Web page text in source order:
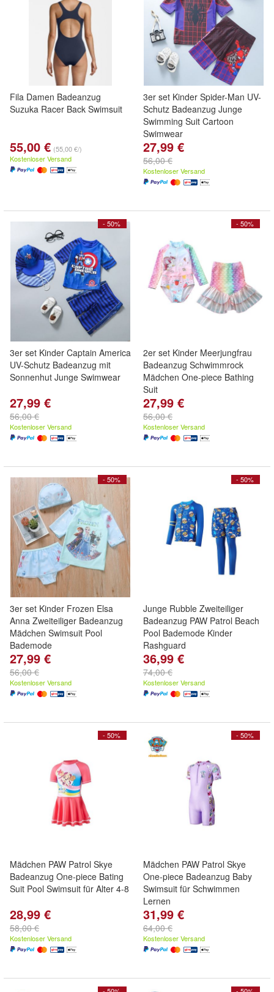
Fila Damen Badeanzug
Suzuka Racer Back Swimsuit
55,00 € (55,00 €/)
Kostenloser Versand
3er set Kinder Spider-Man UV-
Schutz Badeanzug Junge
Swimming Suit Cartoon
Swimwear
27,99 €
56,00 €
Kostenloser Versand
- 50%
3er set Kinder Captain America
UV-Schutz Badeanzug mit
Sonnenhut Junge Swimwear
27,99 €
56,00 €
Kostenloser Versand
- 50%
2er set Kinder Meerjungfrau
Badeanzug Schwimmrock
Mädchen One-piece Bathing
Suit
27,99 €
56,00 €
Kostenloser Versand
- 50%
3er set Kinder Frozen Elsa
Anna Zweiteiliger Badeanzug
Mädchen Swimsuit Pool
Bademode
27,99 €
56,00 €
Kostenloser Versand
- 50%
Junge Rubble Zweiteiliger
Badeanzug PAW Patrol Beach
Pool Bademode Kinder
Rashguard
36,99 €
74,00 €
Kostenloser Versand
- 50%
Mädchen PAW Patrol Skye
Badeanzug One-piece Bating
Suit Pool Swimsuit für Alter 4-8
28,99 €
58,00 €
Kostenloser Versand
- 50%
Mädchen PAW Patrol Skye
One-piece Badeanzug Baby
Swimsuit für Schwimmen
Lernen
31,99 €
64,00 €
Kostenloser Versand